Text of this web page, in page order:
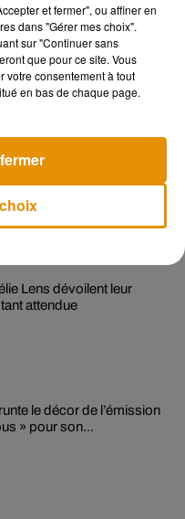
le remix de « Love
Kylie Minogue
Lens dévoilent leur
attendue
le décor de l’émission
» pour son...
et fermer", ou affiner en
dans "Gérer mes choix".
sur "Continuer sans
que pour ce site. Vous
votre consentement à tout
en bas de chaque page.